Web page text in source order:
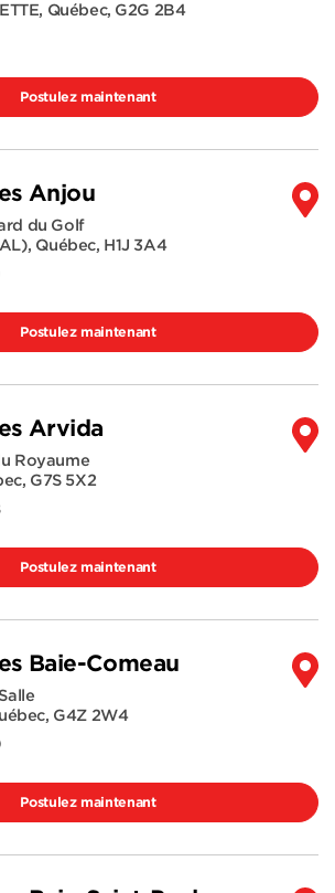
, Québec, G2G 2B4
Postulez maintenant
Anjou
du Golf
, Québec, H1J 3A4
Postulez maintenant
Arvida
Royaume
, G7S 5X2
Postulez maintenant
Baie-Comeau
, G4Z 2W4
Postulez maintenant